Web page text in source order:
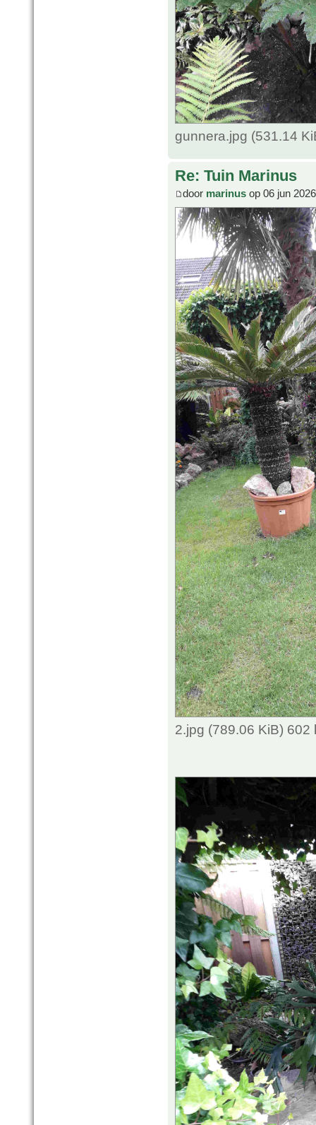
gunnera.jpg (531.14
Re: Tuin Marinus
door marinus op 06 jun
2.jpg (789.06 KiB) 602